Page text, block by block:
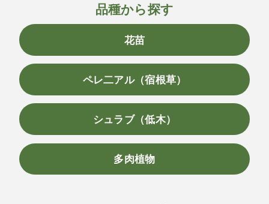
品種から探す
花苗
ペレ二アル（宿根草）
シュラブ（低木）
多肉植物